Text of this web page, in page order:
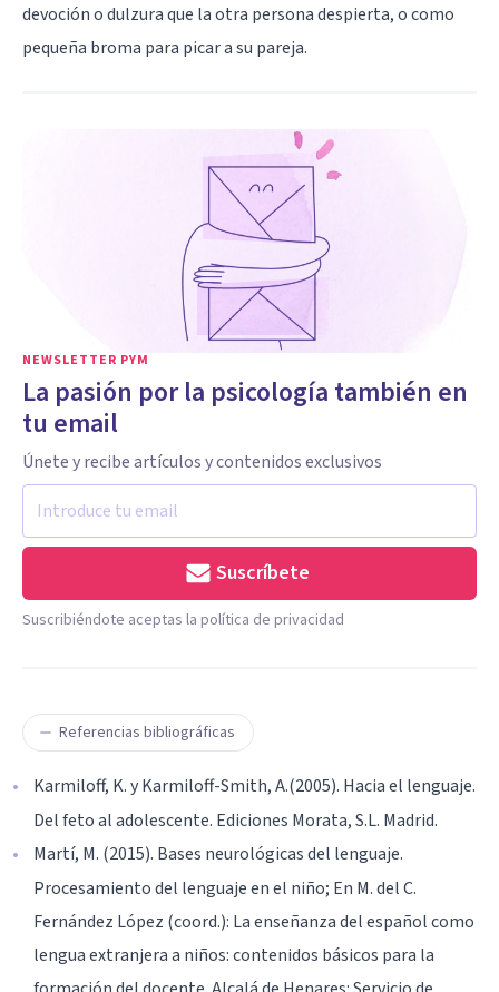
devoción o dulzura que la otra persona despierta, o como
pequeña broma para picar a su pareja.
NEWSLETTER PYM
La pasión por la psicología también en
tu email
Únete y recibe artículos y contenidos exclusivos
Suscríbete
Suscribiéndote aceptas la política de privacidad
Referencias bibliográficas
Karmiloff, K. y Karmiloff-Smith, A.(2005). Hacia el lenguaje.
Del feto al adolescente. Ediciones Morata, S.L. Madrid.
Martí, M. (2015). Bases neurológicas del lenguaje.
Procesamiento del lenguaje en el niño; En M. del C.
Fernández López (coord.): La enseñanza del español como
lengua extranjera a niños: contenidos básicos para la